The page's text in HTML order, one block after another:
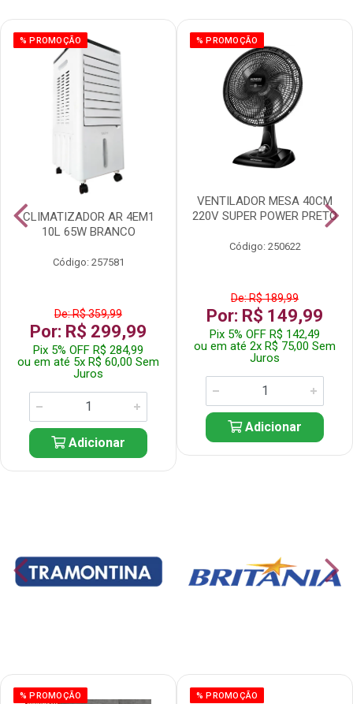
% PROMOÇÃO
CLIMATIZADOR AR 4EM1
10L 65W BRANCO
Código: 257581
De: R$ 359,99
Por: R$ 299,99
Pix 5% OFF R$ 284,99
ou em até 5x R$ 60,00 Sem
Juros
Adicionar
% PROMOÇÃO
VENTILADOR MESA 40CM
220V SUPER POWER PRETO
Código: 250622
De: R$ 189,99
Por: R$ 149,99
Pix 5% OFF R$ 142,49
ou em até 2x R$ 75,00 Sem
Juros
Adicionar
% PROMOÇÃO % PROMOÇÃO